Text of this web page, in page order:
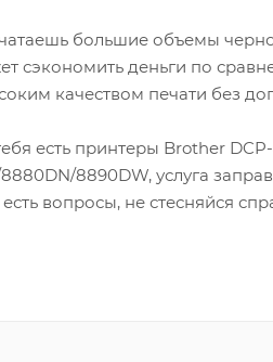
большие объемы
сэкономить деньги по
качеством печати без
есть принтеры Brother
8890DW, услуга
есть вопросы, не стесняйся